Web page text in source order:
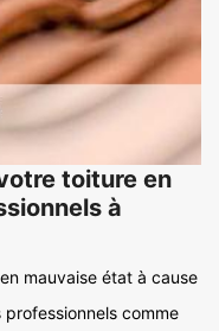
toiture en
à
mauvaise état à cause
comme